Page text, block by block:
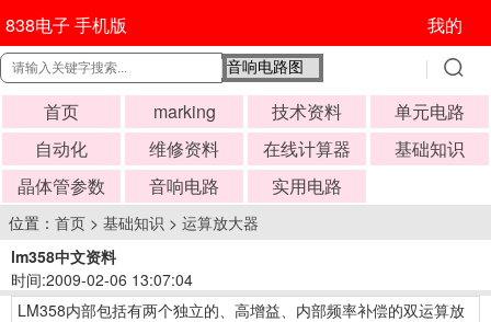
838电子 手机版 我的
首页 marking 技术资料
单元电路
自动化
维修资料 在线计算器
基础知识
晶体管参数
音响电路 实用电路
位置： 首页 > 基础知识 > 运算放大器
lm358中文资料
时间:2009-02-06 13:07:04
LM358内部包括有两个独立的、高增益、内部频率补偿的双运算放